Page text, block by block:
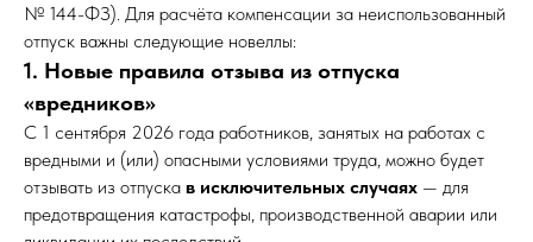
№ 144-ФЗ). Для расчёта компенсации за неиспользованный
отпуск важны следующие новеллы:
1. Новые правила отзыва из отпуска
«вредников»
С 1 сентября 2026 года работников, занятых на работах с
вредными и (или) опасными условиями труда, можно будет
отзывать из отпуска в исключительных случаях — для
предотвращения катастрофы, производственной аварии или